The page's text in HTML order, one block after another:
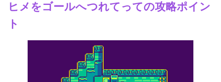
ヒメをゴールへつれてっての攻略ポイン
ト